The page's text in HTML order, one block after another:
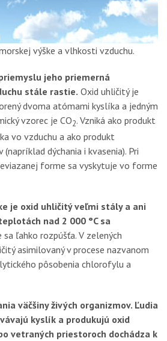
výške a vlhkosti vzduchu.
jeho priemerná
stále rastie. Oxid uhličitý je
dvoma atómami kyslíka a jedným
vzorec je CO2. Vzniká ako produkt
vo vzduchu a ako produkt
dýchania i kvasenia). Pri
forme sa vyskytuje vo forme
je oxid uhličitý veľmi stály a ani
nad 2 000 °C sa
sa ľahko rozpúšťa. V zelených
asimilovaný v procese nazvanom
pôsobenia chlorofylu a
väčšiny živých organizmov. Ľudia
kyslík a produkujú oxid
vetraných priestoroch dochádza k